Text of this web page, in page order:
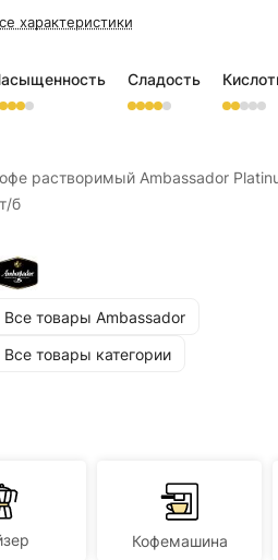
характеристики
Сладость
растворимый Ambassador
б
Все товары Ambassador
Все товары категории
Кофемашина